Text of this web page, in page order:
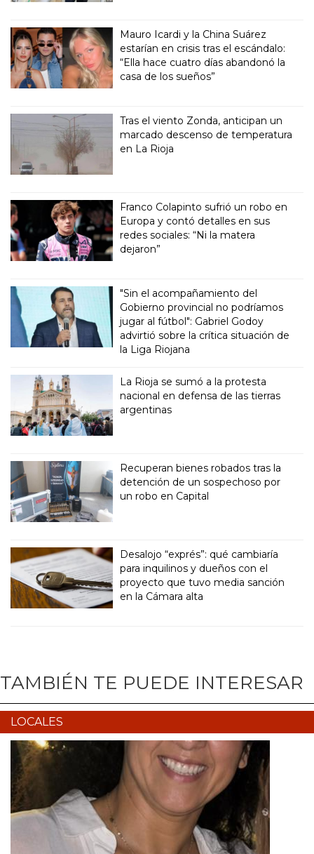
Mauro Icardi y la China Suárez
estarían en crisis tras el escándalo:
“Ella hace cuatro días abandonó la
casa de los sueños”
Tras el viento Zonda, anticipan un
marcado descenso de temperatura
en La Rioja
Franco Colapinto sufrió un robo en
Europa y contó detalles en sus
redes sociales: “Ni la matera
dejaron”
"Sin el acompañamiento del
Gobierno provincial no podríamos
jugar al fútbol": Gabriel Godoy
advirtió sobre la crítica situación de
la Liga Riojana
La Rioja se sumó a la protesta
nacional en defensa de las tierras
argentinas
Recuperan bienes robados tras la
detención de un sospechoso por
un robo en Capital
Desalojo “exprés”: qué cambiaría
para inquilinos y dueños con el
proyecto que tuvo media sanción
en la Cámara alta
TAMBIÉN TE PUEDE INTERESAR
LOCALES